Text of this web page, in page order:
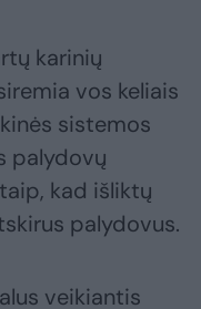
karinių
vos keliais
sistemos
palydovų
kad išliktų
palydovus.
veikiantis